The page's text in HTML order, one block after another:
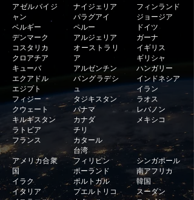
アゼルバイジ
ャン
ベルギー
デンマーク
コスタリカ
クロアチア
キューバ
エクアドル
エジプト
フィジー
クウェート
キルギスタン
ラトビア
フランス
アメリカ合衆
国
イラク
イタリア
ナイジェリア
パラグアイ
ペルー
アルジェリア
オーストラリ
ア
アルゼンチン
バングラデシ
ュ
タジキスタン
パナマ
カナダ
チリ
カタール
台湾
フィリピン
ポーランド
ポルトガル
プエルトリコ
フィンランド
ジョージア
ドイツ
ガーナ
イギリス
ギリシャ
ハンガリー
インドネシア
イラン
ラオス
レバノン
メキシコ
シンガポール
南アフリカ
韓国
スーダン